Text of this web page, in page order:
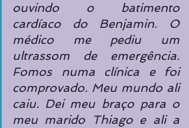
ouvindo o batimento
cardíaco do Benjamin. O
médico me pediu um
ultrassom de emergência.
Fomos numa clínica e foi
comprovado. Meu mundo ali
caiu. Dei meu braço para o
meu marido Thiago e ali a